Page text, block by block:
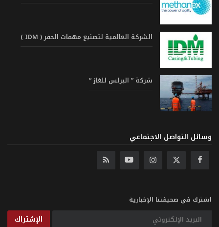
الشركة العالمية لتصنيع مهمات الحفر ( IDM )
شركة ” البرلس للغاز “
وسائل التواصل الاجتماعي
اشترك في صحيفتنا الإخبارية
الإشتراك